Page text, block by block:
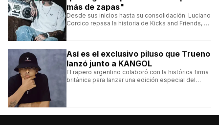
más de zapas"
Desde sus inicios hasta su consolidación. Luciano
Corcico repasa la historia de Kicks and Friends, el
Así es el exclusivo piluso que Trueno
lanzó junto a KANGOL
El rapero argentino colaboró con la histórica firma
británica para lanzar una edición especial del